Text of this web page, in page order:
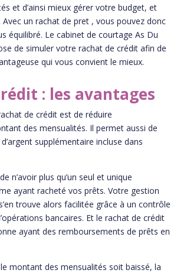
et d’ainsi mieux gérer votre budget, et
un rachat de pret , vous pouvez donc
équilibré. Le cabinet de courtage As Du
de simuler votre rachat de crédit afin de
qui vous convient le mieux.
: les avantages
de crédit est de réduire
des mensualités. Il permet aussi de
supplémentaire incluse dans
n’avoir plus qu’un seul et unique
ayant racheté vos prêts. Votre gestion
trouve alors facilitée grâce à un contrôle
bancaires. Et le rachat de crédit
ayant des remboursements de prêts en
montant des mensualités soit baissé, la